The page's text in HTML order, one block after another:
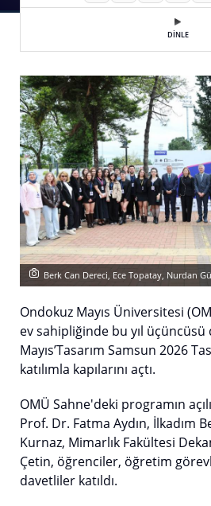
DİNLE
Berk Can Dereci, Ece Topatay, Nurdan
Ondokuz Mayıs Üniversitesi
ev sahipliğinde bu yıl üçüncüsü
Mayıs’Tasarım Samsun 2026
katılımla kapılarını açtı.
OMÜ Sahne'deki programın
Prof. Dr. Fatma Aydın, İlkadım
Kurnaz, Mimarlık Fakültesi
Çetin, öğrenciler, öğretim
davetliler katıldı.